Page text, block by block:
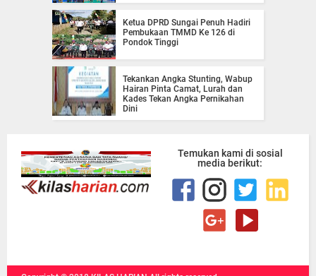
Ketua DPRD Sungai Penuh Hadiri
Pembukaan TMMD Ke 126 di
Pondok Tinggi
Tekankan Angka Stunting, Wabup
Hairan Pinta Camat, Lurah dan
Kades Tekan Angka Pernikahan
Dini
Temukan kami di sosial
media berikut: